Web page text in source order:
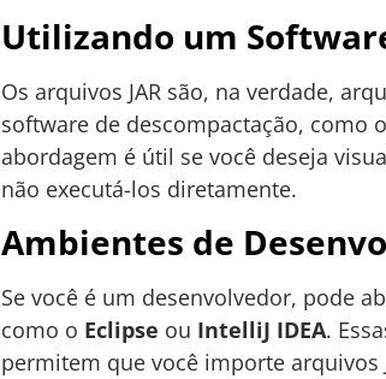
Utilizando um
Os arquivos JAR são, na verdade,
software de descompactação, como o
abordagem é útil se você deseja
não executá-los diretamente.
Ambientes de
Se você é um desenvolvedor, pode
como o Eclipse ou IntelliJ IDEA.
permitem que você importe arquivos